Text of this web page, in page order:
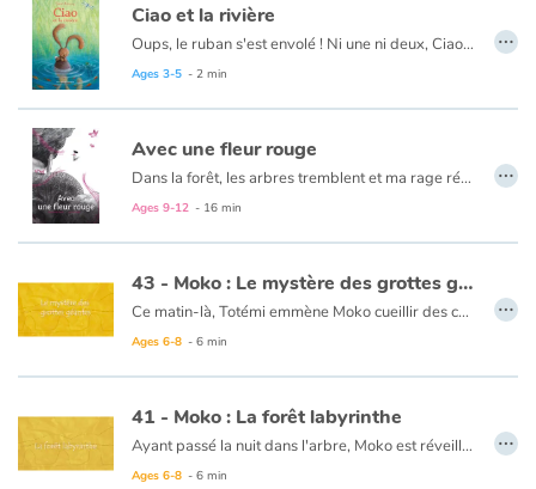
Ciao et la rivière
Oups, le ruban s'est envolé ! Ni une ni deux, Ciao essaye de le rattraper mais il y a du monde à la rivière et le voilà perdu de vue. Peut-être est-il parmi les têtards dans la forêt d'algues ? Ou bien pris dans les branches du saule pleureur ? Dans ce cas, le martin-pêcheur perché en hauteur l'a sûrement vu passer. C'est l'occasion de se faire un nouvel ami !
Ages 3-5 - 2 min
…
Avec une fleur rouge
Dans la forêt, les arbres tremblent et ma rage résonne. Une force immense s’agite en moi : il faut que je fasse quelque chose pour la terre !
Ages 9-12 - 16 min
…
43 - Moko : Le mystère des grottes géantes
Ce matin-là, Totémi emmène Moko cueillir des champignons servant aux habitants de son village pour se soigner. Il en est un très rare qu’elle espère trouver. Ils retournent près de la météorite qui se couvre déjà d’une mousse fraîche et odorante. Fasciné par ce rocher venu du ciel, Moko s’approche du cratère... et glisse dans une crevasse. Totémi, affolée, le rejoint. Ils découvrent une grotte immense, remplie de merveilles, de lacs et couleurs. Ils suivent le cours d’eau qui débouche sur une rivière. Un vieil homme les y attend et leur donne le champignon rare qu’ils étaient venus chercher ! Avant de retourner au village, il leur fait promettre de garder cet endroit secret et d’en préserver la beauté dans leur souvenir...
Ce livre est disponible en anglais :43 - Moko : The mystery of the giant caves
Ages 6-8 - 6 min
…
41 - Moko : La forêt labyrinthe
Ayant passé la nuit dans l'arbre, Moko est réveillé par le bruit d'une flèche qui perce et fait tomber un immense fruit. Il croit qu'un géant approche. Il descend et cherche à s’enfuir. Mais il se perd. Il pense que la forêt le retient prisonnier. C’est alors qu’apparaît une jeune amazonienne qui connaît la forêt mieux que personne. C'est Totémi. Elle l'invite à son village. Ils marchent dans un incroyable labyrinthe de plantes, de racines et d'arbres de toutes sortes... Sans Totémi, Moko se serait perdu. Il se dit que la forêt lui a fait rencontrer cette nouvelle amie afin de lui révéler quelques uns de ses mystères...
Ages 6-8 - 6 min
…